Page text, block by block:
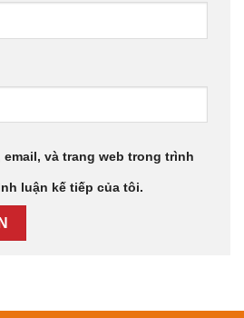
và trang web trong trình
luận kế tiếp của tôi.